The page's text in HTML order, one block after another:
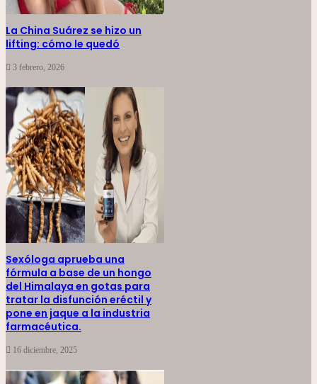
La China Suárez se hizo un
lifting: cómo le quedó
3 febrero, 2026
Sexóloga aprueba una
fórmula a base de un hongo
del Himalaya en gotas para
tratar la disfunción eréctil y
pone en jaque a la industria
farmacéutica.
16 diciembre, 2025